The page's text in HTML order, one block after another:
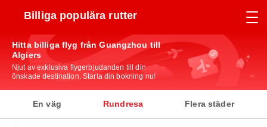
Billiga populära rutter
Hitta billiga flyg från Guangzhou till
Algiers
Njut av exklusiva flygerbjudanden till din
önskade destination. Starta din bokning nu!
En väg Rundresa Flera städer